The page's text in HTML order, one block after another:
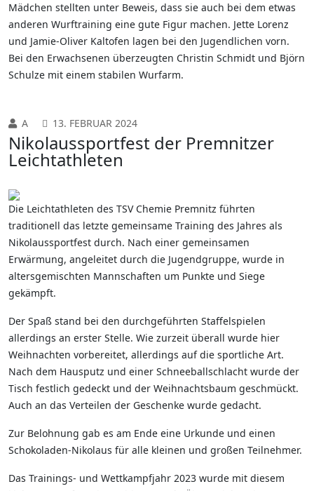
Mädchen stellten unter Beweis, dass sie auch bei dem etwas
anderen Wurftraining eine gute Figur machen. Jette Lorenz
und Jamie-Oliver Kaltofen lagen bei den Jugendlichen vorn.
Bei den Erwachsenen überzeugten Christin Schmidt und Björn
Schulze mit einem stabilen Wurfarm.
A 13. FEBRUAR 2024
Nikolaussportfest der Premnitzer
Leichtathleten
Die Leichtathleten des TSV Chemie Premnitz führten
traditionell das letzte gemeinsame Training des Jahres als
Nikolaussportfest durch. Nach einer gemeinsamen
Erwärmung, angeleitet durch die Jugendgruppe, wurde in
altersgemischten Mannschaften um Punkte und Siege
gekämpft.
Der Spaß stand bei den durchgeführten Staffelspielen
allerdings an erster Stelle. Wie zurzeit überall wurde hier
Weihnachten vorbereitet, allerdings auf die sportliche Art.
Nach dem Hausputz und einer Schneeballschlacht wurde der
Tisch festlich gedeckt und der Weihnachtsbaum geschmückt.
Auch an das Verteilen der Geschenke wurde gedacht.
Zur Belohnung gab es am Ende eine Urkunde und einen
Schokoladen-Nikolaus für alle kleinen und großen Teilnehmer.
Das Trainings- und Wettkampfjahr 2023 wurde mit diesem